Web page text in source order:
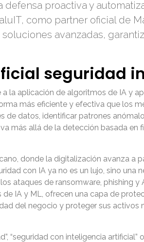
proactiva y
como partner oficial de
avanzadas,
seguridad
la aplicación de algoritmos de IA y
más eficiente y efectiva que los
de datos, identificar patrones
más allá de la detección basada
donde la digitalización avanza a
con IA ya no es un lujo, sino una
ataques de ransomware, phishing y
IA y ML, ofrecen una capa de
del negocio y proteger sus activos
“seguridad con inteligencia